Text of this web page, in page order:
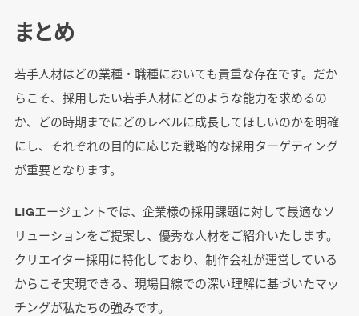
まとめ
若手人材はどの業種・職種においても貴重な存在です。だか
らこそ、採用したい若手人材にどのような能力を求めるの
か、どの時期までにどのレベルに成長してほしいのかを明確
にし、それぞれの目的に応じた戦略的な採用ターゲティング
が重要となります。
LIGエージェントでは、企業様の採用課題に対して最適なソ
リューションをご提案し、優秀な人材をご紹介いたします。
クリエイター採用に特化しており、制作会社が運営している
からこそ実現できる、現場目線での深い理解に基づいたマッ
チングが私たちの強みです。